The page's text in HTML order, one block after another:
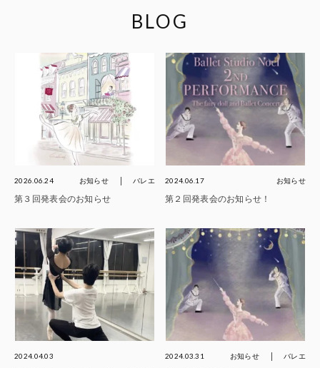
BLOG
2026.06.24 お知らせ バレエ
第３回発表会のお知らせ
2024.06.17 お知らせ
第２回発表会のお知らせ！
2024.04.03 2024.03.31 お知らせ バレエ